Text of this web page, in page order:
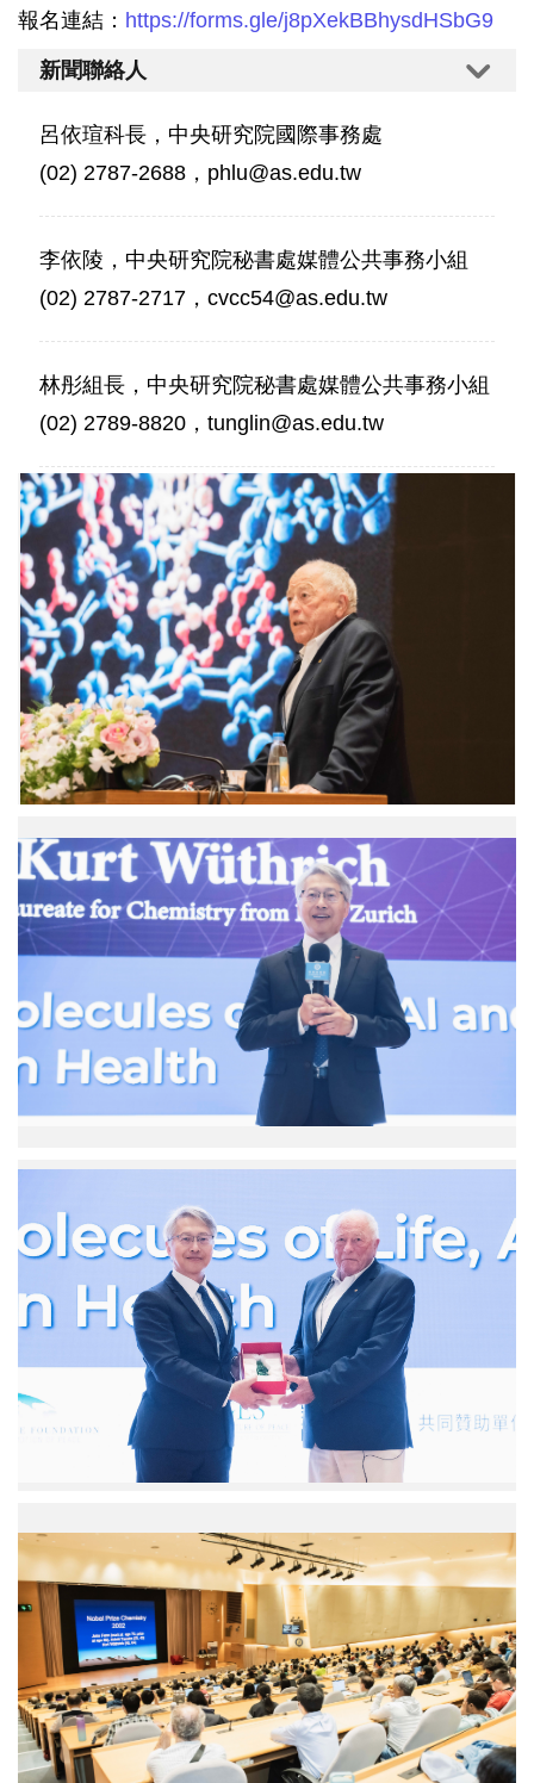
報名連結： https://forms.gle/j8pXekBBhysdHSbG9
新聞聯絡人
呂依瑄科長，中央研究院國際事務處
(02) 2787-2688，phlu@as.edu.tw
李依陵，中央研究院秘書處媒體公共事務小組
(02) 2787-2717，cvcc54@as.edu.tw
林彤組長，中央研究院秘書處媒體公共事務小組
(02) 2789-8820，tunglin@as.edu.tw
庫
爾
特．
維
斯
里
契
教
授。
（圖
片
來
源：
中
央
研
院）
俊
智
長
致
詞。
片
來
中
央
廖
院
長
庫
爾
維
里
契
來
源：
中
央
研
院）
講
現
場
座
無
席。
（圖
片
來
源：
中